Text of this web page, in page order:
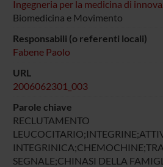
Ingegneria per la medicina di
Biomedicina e Movimento
Responsabili (o referenti locali)
Fabene Paolo
URL
2006062301_003
Parole chiave
RECLUTAMENTO
SEGNALE;CHINASI DELLA